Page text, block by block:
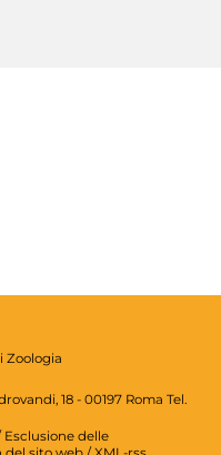
Zoologia
18 - 00197 Roma Tel.
Esclusione delle